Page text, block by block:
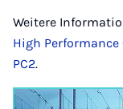
Weitere
High
PC2.